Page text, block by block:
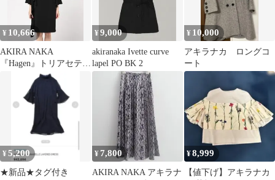
¥ 10,666
AKIRA NAKA
『Hagen』トリアセテー
トドレープドレス
¥9,000
akiranaka Ivette curve
lapel PO BK 2
¥ 10,000
アキラナカ ロングコ
ート
¥5,200
★新品★タグ付き
¥ 7,800
AKIRA NAKA アキラナ
¥8,999
【値下げ】アキラナカ